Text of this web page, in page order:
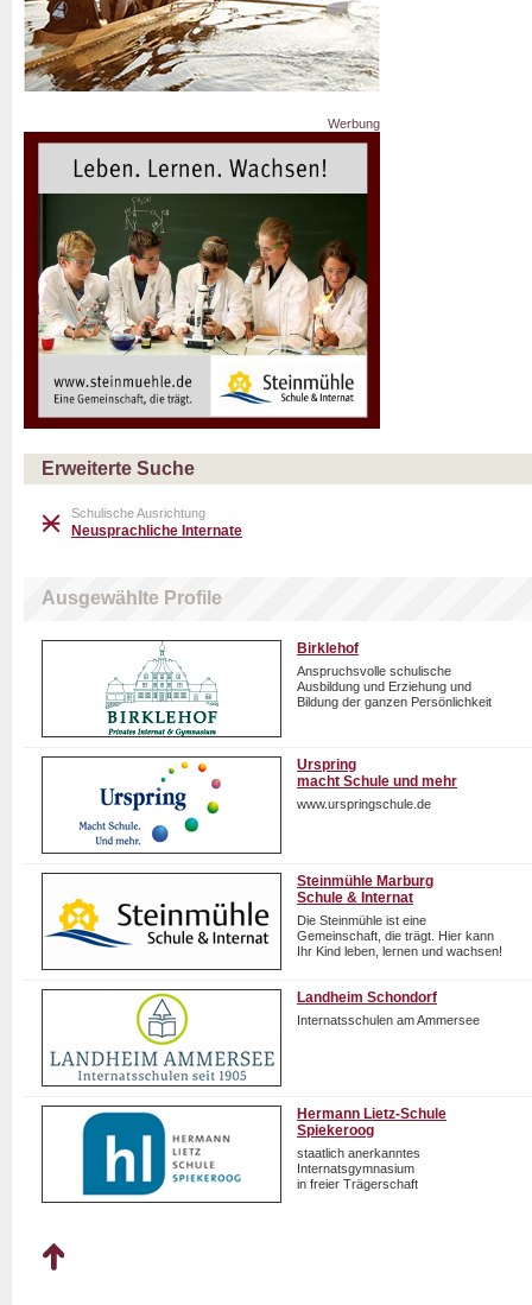
Werbung
Erweiterte Suche
Schulische Ausrichtung
Neusprachliche Internate
Ausgewählte Profile
Birklehof
Anspruchsvolle schulische
Ausbildung und Erziehung und
Bildung der ganzen Persönlichkeit
Urspring
macht Schule und mehr
www.urspringschule.de
Steinmühle Marburg
Schule & Internat
Die Steinmühle ist eine
Gemeinschaft, die trägt. Hier kann
Ihr Kind leben, lernen und wachsen!
Landheim Schondorf
Internatsschulen am Ammersee
Hermann Lietz-Schule
Spiekeroog
staatlich anerkanntes
Internatsgymnasium
in freier Trägerschaft